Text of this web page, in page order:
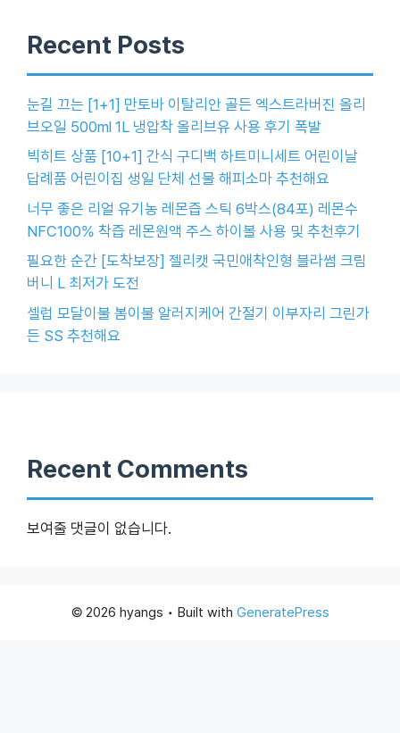
Recent Posts
눈길 끄는 [1+1] 만토바 이탈리안 골든 엑스트라버진 올리
브오일 500ml 1L 냉압착 올리브유 사용 후기 폭발
빅히트 상품 [10+1] 간식 구디백 하트미니세트 어린이날
답례품 어린이집 생일 단체 선물 해피소마 추천해요
너무 좋은 리얼 유기농 레몬즙 스틱 6박스(84포) 레몬수
NFC100% 착즙 레몬원액 주스 하이볼 사용 및 추천후기
필요한 순간 [도착보장] 젤리캣 국민애착인형 블라썸 크림
버니 L 최저가 도전
셀럽 모달이불 봄이불 알러지케어 간절기 이부자리 그린가
든 SS 추천해요
Recent Comments
보여줄 댓글이 없습니다.
© 2026 hyangs • Built with GeneratePress